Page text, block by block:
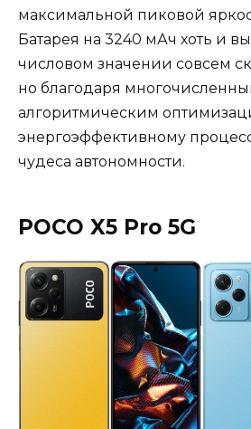
максимальной пиковой
Батарея на 3240 мАч хоть и
числовом значении совсем
но благодаря
алгоритмическим
энергоэффективному
чудеса автономности.
POCO X5 Pro 5G